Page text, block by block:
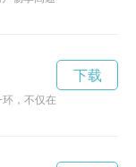
，不仅在国内蓬勃发展
下载